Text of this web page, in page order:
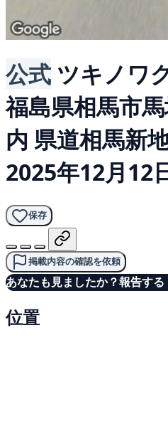
公式 ツキノワ
福島県相馬市
内 県道相馬新
2025年12月12
保存
掲載内容の確認を依頼
あなたも見ましたか？報告する
位置